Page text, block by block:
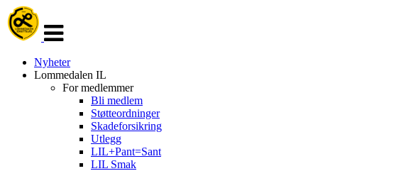
navigasjon
Nyheter
Lommedalen IL
For medlemmer
Bli medlem
Støtteordninger
Skadeforsikring
Utlegg
LIL+Pant=Sant
LIL Smak